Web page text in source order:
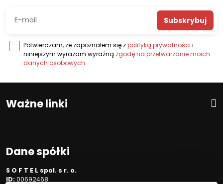
Subskrybuj
Potwierdzam, że zapoznałem się zpolityką prywatności i
niniejszym wyrażam wyraźną zgodę na przetwarzanie moich
danych osobowych.
Ważne linki
Dane spółki
S O F T E L spol. s r. o.
ID: 00692468